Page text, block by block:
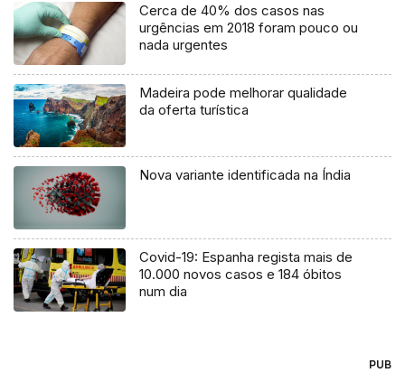
Cerca de 40% dos casos nas
urgências em 2018 foram pouco ou
nada urgentes
Madeira pode melhorar qualidade
da oferta turística
Nova variante identificada na Índia
Covid-19: Espanha regista mais de
10.000 novos casos e 184 óbitos
num dia
PUB